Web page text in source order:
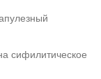
сифилитическое